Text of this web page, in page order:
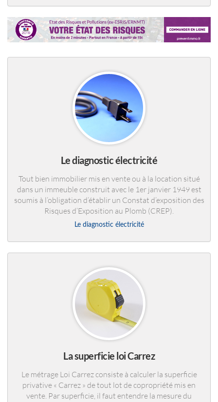
Le diagnostic électricité
Tout bien immobilier mis en vente ou à la location situé
dans un immeuble construit avec le 1er janvier 1949 est
soumis à l’obligation d’établir un Constat d’exposition des
Risques d’Exposition au Plomb (CREP).
Le diagnostic électricité
La superficie loi Carrez
Le métrage Loi Carrez consiste à calculer la superficie
privative « Carrez » de tout lot de copropriété mis en
vente. Par superficie, il faut entendre la mesure du